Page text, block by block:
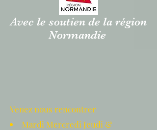
Avec le soutien de la région
Normandie
Venez nous rencontrer
Mardi Mercredi Jeudi &